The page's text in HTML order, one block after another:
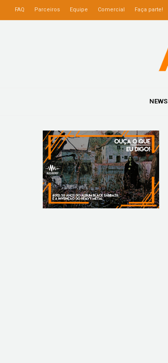
FAQ Parceiros Equipe Comercial Faça parte!
NEWS